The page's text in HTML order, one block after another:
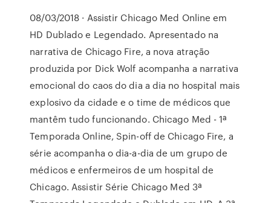
08/03/2018 · Assistir Chicago Med Online em
HD Dublado e Legendado. Apresentado na
narrativa de Chicago Fire, a nova atração
produzida por Dick Wolf acompanha a narrativa
emocional do caos do dia a dia no hospital mais
explosivo da cidade e o time de médicos que
mantêm tudo funcionando. Chicago Med - 1ª
Temporada Online, Spin-off de Chicago Fire, a
série acompanha o dia-a-dia de um grupo de
médicos e enfermeiros de um hospital de
Chicago. Assistir Série Chicago Med 3ª